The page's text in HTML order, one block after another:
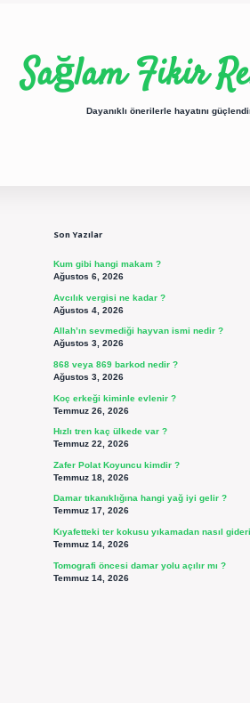
Sağlam Fikir
Dayanıklı önerilerle hayatını
Son Yazılar
Kum gibi hangi makam ?
Ağustos 6, 2026
Avcılık vergisi ne kadar ?
Ağustos 4, 2026
Allah’ın sevmediği hayvan ismi nedir ?
Ağustos 3, 2026
868 veya 869 barkod nedir ?
Ağustos 3, 2026
Koç erkeği kiminle evlenir ?
Temmuz 26, 2026
Hızlı tren kaç ülkede var ?
Temmuz 22, 2026
Zafer Polat Koyuncu kimdir ?
Temmuz 18, 2026
Damar tıkanıklığına hangi yağ iyi gelir ?
Temmuz 17, 2026
Kıyafetteki ter kokusu yıkamadan nasıl
Temmuz 14, 2026
Tomografi öncesi damar yolu açılır mı ?
Temmuz 14, 2026